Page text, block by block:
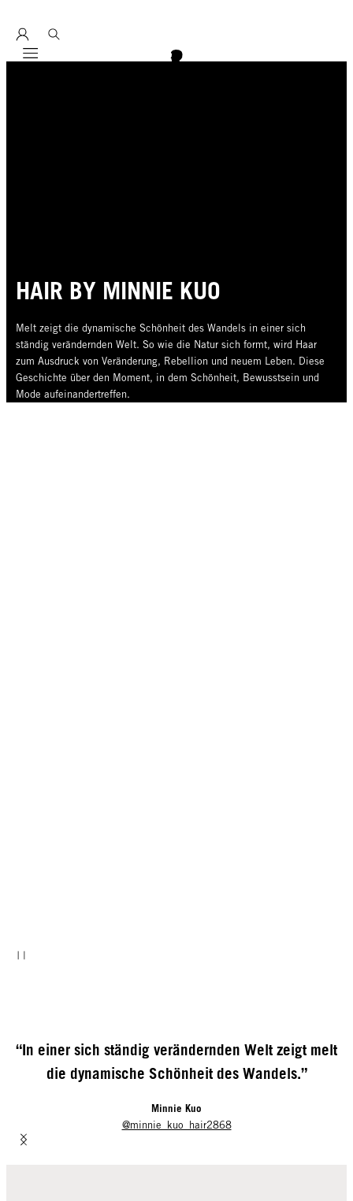
Mobile navigation
HAIR BY MINNIE KUO
Melt zeigt die dynamische Schönheit des Wandels in einer sich
ständig verändernden Welt. So wie die Natur sich formt, wird Haar
zum Ausdruck von Veränderung, Rebellion und neuem Leben. Diese
Geschichte über den Moment, in dem Schönheit, Bewusstsein und
Mode aufeinandertreffen.
“In einer sich ständig verändernden Welt zeigt melt
die dynamische Schönheit des Wandels.”
Minnie Kuo
@minnie_kuo_hair2868